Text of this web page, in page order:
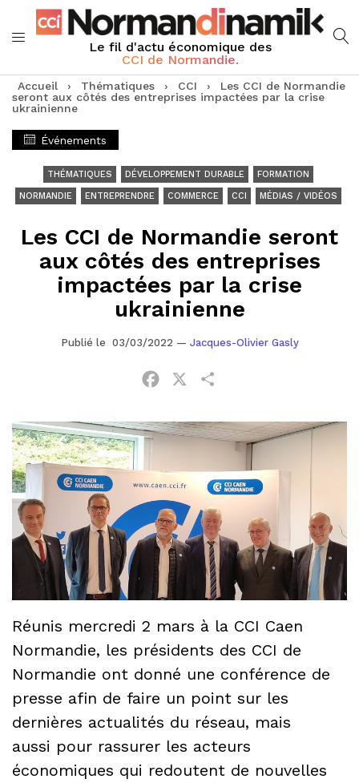
Le fil d'actu économique des
CCI de Normandie.
Accueil › Thématiques › CCI ›
Les CCI de Normandie
seront aux côtés des entreprises impactées par la crise
ukrainienne
Événements
THÉMATIQUES DÉVELOPPEMENT DURABLE FORMATION
NORMANDIE ENTREPRENDRE COMMERCE CCI MÉDIAS / VIDÉOS
Les CCI de Normandie seront
aux côtés des entreprises
impactées par la crise
ukrainienne
Publié le 03/03/2022 — Jacques-Olivier Gasly
Facebook
Réunis mercredi 2 mars à la CCI Caen
Normandie, les présidents des CCI de
Normandie ont donné une conférence de
presse afin de faire un point sur les
dernières actualités du réseau, mais
aussi pour rassurer les acteurs
économiques qui redoutent de nouvelles